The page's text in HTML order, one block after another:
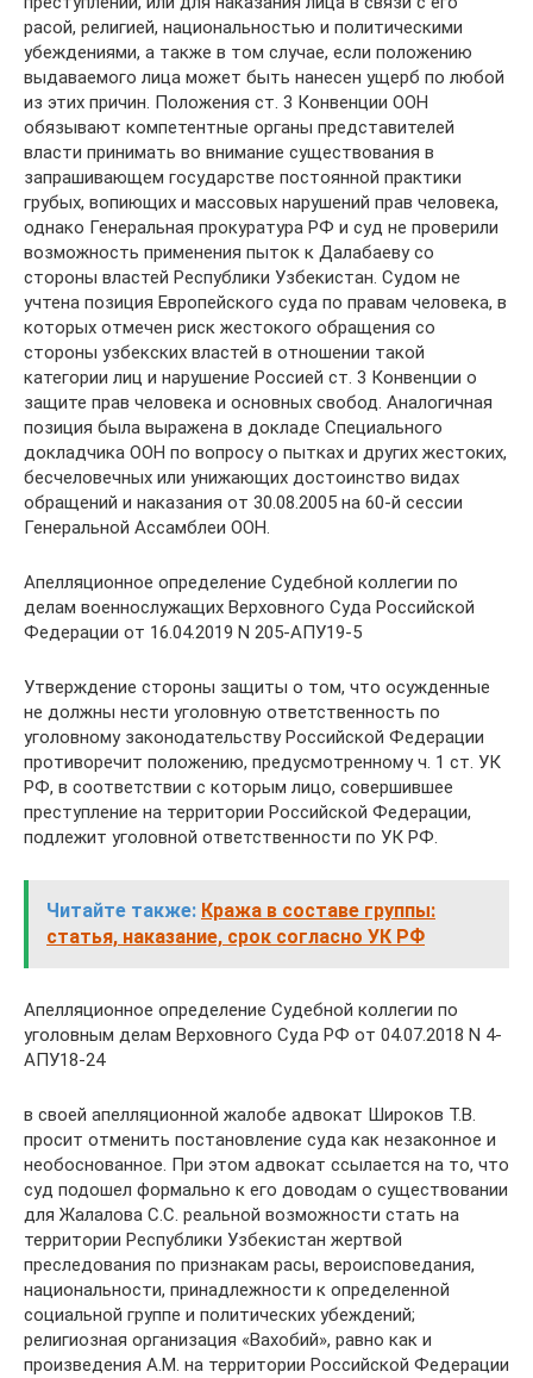
расой, религией, национальностью и политическими
убеждениями, а также в том случае, если положению
выдаваемого лица может быть нанесен ущерб по любой
из этих причин. Положения ст. 3 Конвенции ООН
обязывают компетентные органы представителей
власти принимать во внимание существования в
запрашивающем государстве постоянной практики
грубых, вопиющих и массовых нарушений прав человека,
однако Генеральная прокуратура РФ и суд не проверили
возможность применения пыток к Далабаеву со
стороны властей Республики Узбекистан. Судом не
учтена позиция Европейского суда по правам человека, в
которых отмечен риск жестокого обращения со
стороны узбекских властей в отношении такой
категории лиц и нарушение Россией ст. 3 Конвенции о
защите прав человека и основных свобод. Аналогичная
позиция была выражена в докладе Специального
докладчика ООН по вопросу о пытках и других жестоких,
бесчеловечных или унижающих достоинство видах
обращений и наказания от 30.08.2005 на 60-й сессии
Генеральной Ассамблеи ООН.
Апелляционное определение Судебной коллегии по
делам военнослужащих Верховного Суда Российской
Федерации от 16.04.2019 N 205-АПУ19-5
Утверждение стороны защиты о том, что осужденные
не должны нести уголовную ответственность по
уголовному законодательству Российской Федерации
противоречит положению, предусмотренному ч. 1 ст. УК
РФ, в соответствии с которым лицо, совершившее
преступление на территории Российской Федерации,
подлежит уголовной ответственности по УК РФ.
Читайте также: Кража в составе группы:
статья, наказание, срок согласно УК РФ
Апелляционное определение Судебной коллегии по
уголовным делам Верховного Суда РФ от 04.07.2018 N 4-
АПУ18-24
в своей апелляционной жалобе адвокат Широков Т.В.
просит отменить постановление суда как незаконное и
необоснованное. При этом адвокат ссылается на то, что
суд подошел формально к его доводам о существовании
для Жалалова С.С. реальной возможности стать на
территории Республики Узбекистан жертвой
преследования по признакам расы, вероисповедания,
национальности, принадлежности к определенной
социальной группе и политических убеждений;
религиозная организация «Вахобий», равно как и
произведения А.М. на территории Российской Федерации